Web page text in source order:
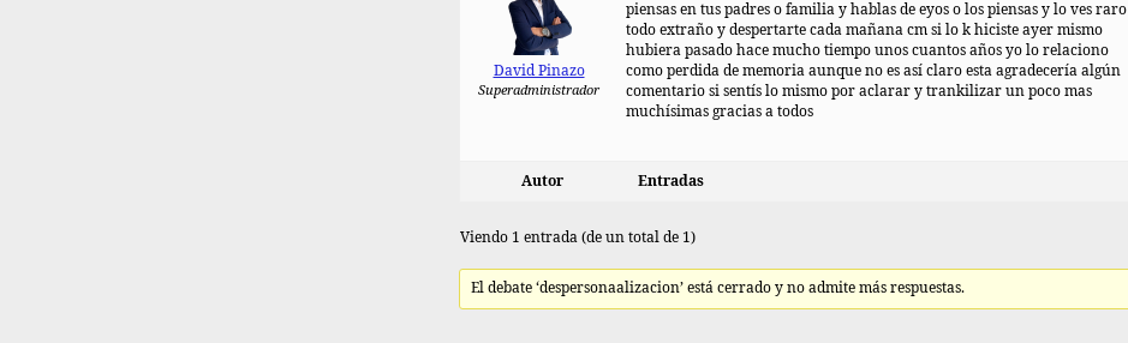
David Pinazo
Superadministrador
piensas en tus padres o familia y hablas de eyos o los piensas y lo ves raro
todo extraño y despertarte cada mañana cm si lo k hiciste ayer mismo
hubiera pasado hace mucho tiempo unos cuantos años yo lo relaciono
como perdida de memoria aunque no es así claro esta agradecería algún
comentario si sentís lo mismo por aclarar y trankilizar un poco mas
muchísimas gracias a todos
Autor Entradas
Viendo 1 entrada (de un total de 1)
El debate ‘despersonaalizacion’ está cerrado y no admite más respuestas.